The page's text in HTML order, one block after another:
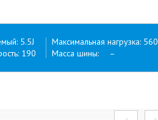
5.5J
190
Максимальная нагрузка: 560
Масса шины: –